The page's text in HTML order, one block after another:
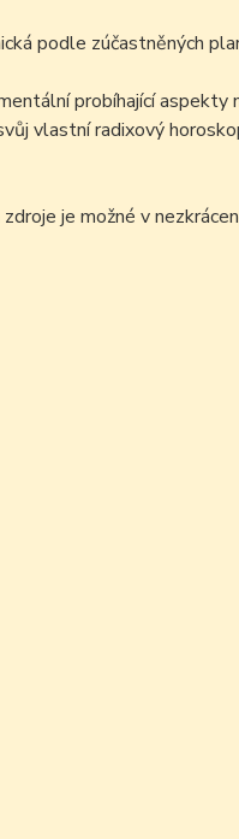
podle zúčastněných
probíhající aspekty
vlastní radixový
je možné v